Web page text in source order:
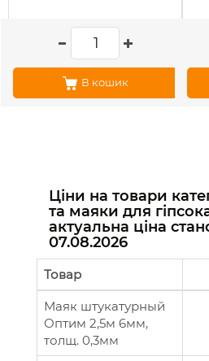
В кошик
Ціни на товари
та маяки для
актуальна ціна
07.08.2026
Товар
Маяк штукатурный
Оптим 2,5м 6мм,
толщ. 0,3мм